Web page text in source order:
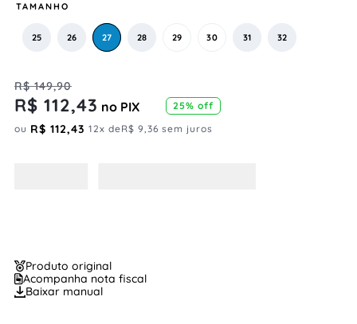
TAMANHO
25 26 27 28 29 30 31 32
R$ 149,90
R$ 112,43 no PIX 25% off
ou R$ 112,43 12x deR$ 9,36 sem juros
Produto original
Acompanha nota fiscal
Baixar manual